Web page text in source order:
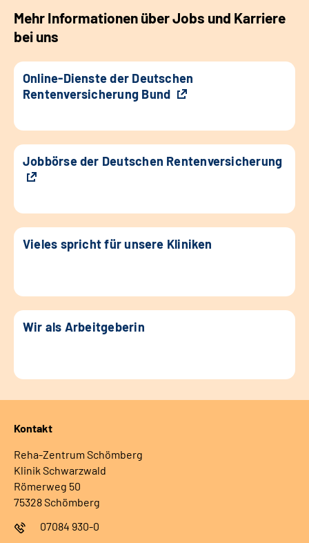
Mehr Informationen über Jobs und Karriere
bei uns
Online-Dienste der Deutschen
Rentenversicherung Bund
Jobbörse der Deutschen Rentenversicherung
Vieles spricht für unsere Kliniken
Wir als Arbeitgeberin
Kontakt
Reha-Zentrum Schömberg
Klinik Schwarzwald
Römerweg 50
75328 Schömberg
07084 930-0